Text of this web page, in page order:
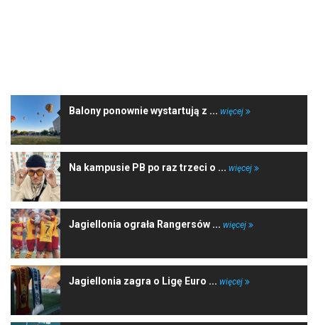
Balony ponownie wystartują z ... więcej
Na kampusie PB po raz trzeci o ... więcej
Jagiellonia ograła Rangersów ... więcej
Jagiellonia zagra o Ligę Euro ... więcej